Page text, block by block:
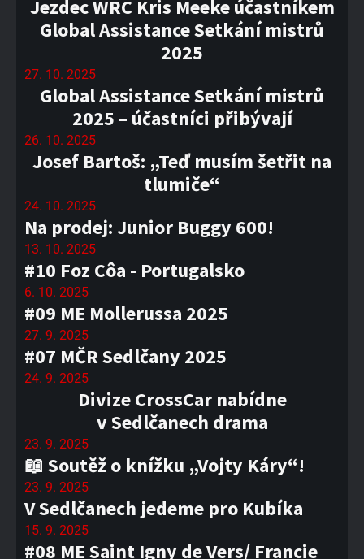
Jezdec WRC Kris Meeke účastníkem
Global Assistance Setkání mistrů
2025
27. 10. 2025
Global Assistance Setkání mistrů
2025 – účastníci přibývají
26. 10. 2025
Josef Bartoš: „Teď musím šetřit na
tlumiče“
24. 10. 2025
Na prodej: Junior Buggy 600!
13. 10. 2025
#10 Foz Côa - Portugalsko
6. 10. 2025
#09 ME Mollerussa 2025
27. 9. 2025
#07 MČR Sedlčany 2025
24. 9. 2025
Divize CrossCar nabídne
v Sedlčanech drama
23. 9. 2025
📖 Soutěž o knížku „Vojty Káry“!
23. 9. 2025
V Sedlčanech jedeme pro Kubíka
15. 9. 2025
#08 ME Saint Igny de Vers/ Francie